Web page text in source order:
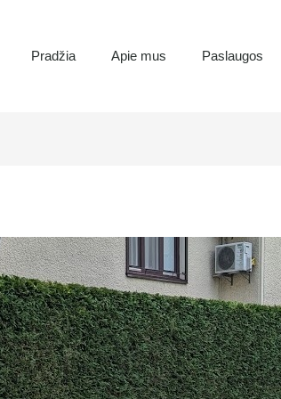
Pradžia Apie mus Paslaugos